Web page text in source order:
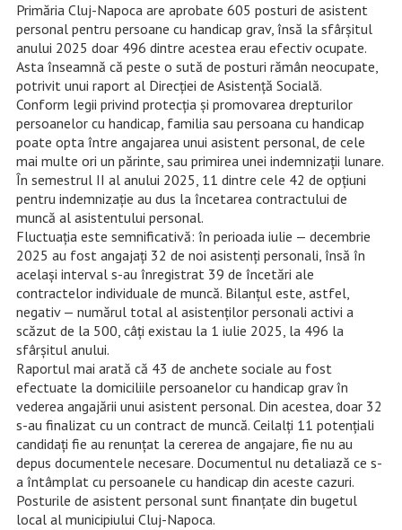
Primăria Cluj-Napoca are aprobate 605 posturi de asistent
personal pentru persoane cu handicap grav, însă la sfârșitul
anului 2025 doar 496 dintre acestea erau efectiv ocupate.
Asta înseamnă că peste o sută de posturi rămân neocupate,
potrivit unui raport al Direcției de Asistență Socială.
Conform legii privind protecția și promovarea drepturilor
persoanelor cu handicap, familia sau persoana cu handicap
poate opta între angajarea unui asistent personal, de cele
mai multe ori un părinte, sau primirea unei indemnizații lunare.
În semestrul II al anului 2025, 11 dintre cele 42 de opțiuni
pentru indemnizație au dus la încetarea contractului de
muncă al asistentului personal.
Fluctuația este semnificativă: în perioada iulie — decembrie
2025 au fost angajați 32 de noi asistenți personali, însă în
același interval s-au înregistrat 39 de încetări ale
contractelor individuale de muncă. Bilanțul este, astfel,
negativ — numărul total al asistenților personali activi a
scăzut de la 500, câți existau la 1 iulie 2025, la 496 la
sfârșitul anului.
Raportul mai arată că 43 de anchete sociale au fost
efectuate la domiciliile persoanelor cu handicap grav în
vederea angajării unui asistent personal. Din acestea, doar 32
s-au finalizat cu un contract de muncă. Ceilalți 11 potențiali
candidați fie au renunțat la cererea de angajare, fie nu au
depus documentele necesare. Documentul nu detaliază ce s-
a întâmplat cu persoanele cu handicap din aceste cazuri.
Posturile de asistent personal sunt finanțate din bugetul
local al municipiului Cluj-Napoca.